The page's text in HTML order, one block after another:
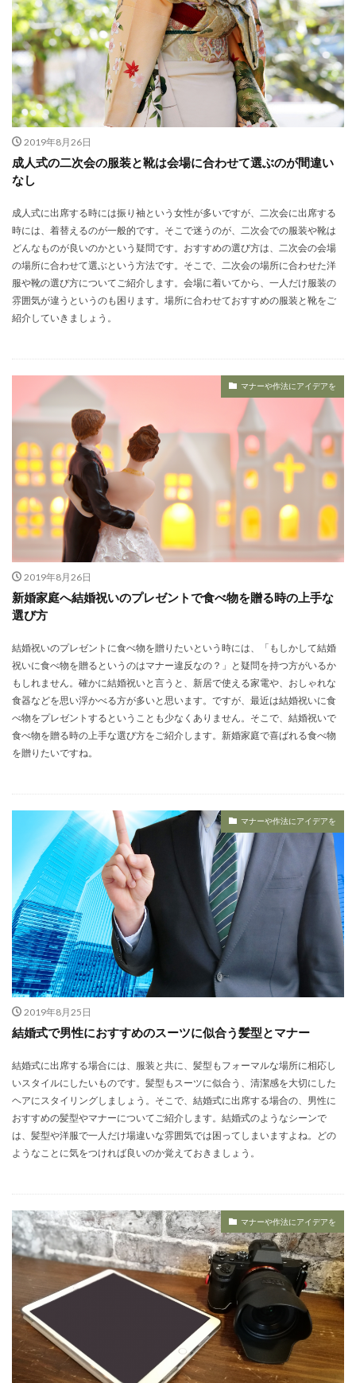
2019年8月26日
成人式の二次会の服装と靴は会場に合わせて選ぶのが間違い
なし
成人式に出席する時には振り袖という女性が多いですが、二次会に出席する
時には、着替えるのが一般的です。そこで迷うのが、二次会での服装や靴は
どんなものが良いのかという疑問です。おすすめの選び方は、二次会の会場
の場所に合わせて選ぶという方法です。そこで、二次会の場所に合わせた洋
服や靴の選び方についてご紹介します。会場に着いてから、一人だけ服装の
雰囲気が違うというのも困ります。場所に合わせておすすめの服装と靴をご
紹介していきましょう。
マナーや作法にアイデアを
2019年8月26日
新婚家庭へ結婚祝いのプレゼントで食べ物を贈る時の上手な
選び方
結婚祝いのプレゼントに食べ物を贈りたいという時には、「もしかして結婚
祝いに食べ物を贈るというのはマナー違反なの？」と疑問を持つ方がいるか
もしれません。確かに結婚祝いと言うと、新居で使える家電や、おしゃれな
食器などを思い浮かべる方が多いと思います。ですが、最近は結婚祝いに食
べ物をプレゼントするということも少なくありません。そこで、結婚祝いで
食べ物を贈る時の上手な選び方をご紹介します。新婚家庭で喜ばれる食べ物
を贈りたいですね。
マナーや作法にアイデアを
2019年8月25日
結婚式で男性におすすめのスーツに似合う髪型とマナー
結婚式に出席する場合には、服装と共に、髪型もフォーマルな場所に相応し
いスタイルにしたいものです。髪型もスーツに似合う、清潔感を大切にした
ヘアにスタイリングしましょう。そこで、結婚式に出席する場合の、男性に
おすすめの髪型やマナーについてご紹介します。結婚式のようなシーンで
は、髪型や洋服で一人だけ場違いな雰囲気では困ってしまいますよね。どの
ようなことに気をつければ良いのか覚えておきましょう。
マナーや作法にアイデアを